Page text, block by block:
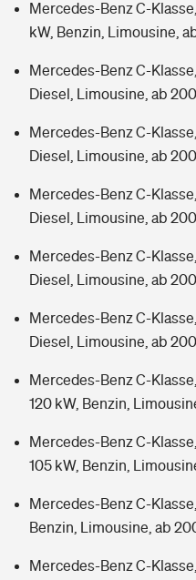
Mercedes-Benz C-
kW, Benzin, Limousine,
Mercedes-Benz C-
Diesel, Limousine, ab
Mercedes-Benz C-
Diesel, Limousine, ab
Mercedes-Benz C-
Diesel, Limousine, ab
Mercedes-Benz C-
Diesel, Limousine, ab
Mercedes-Benz C-
Diesel, Limousine, ab
Mercedes-Benz C-
120 kW, Benzin,
Mercedes-Benz C-
105 kW, Benzin,
Mercedes-Benz C-
Benzin, Limousine, ab
Mercedes-Benz C-